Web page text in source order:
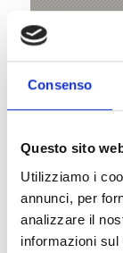
Consenso
Questo sito
Utilizziamo i
annunci, per
analizzare il
informazioni
V